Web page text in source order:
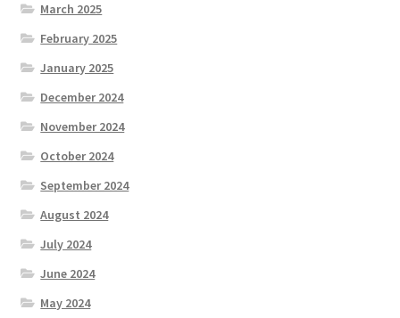
March 2025
February 2025
January 2025
December 2024
November 2024
October 2024
September 2024
August 2024
July 2024
June 2024
May 2024